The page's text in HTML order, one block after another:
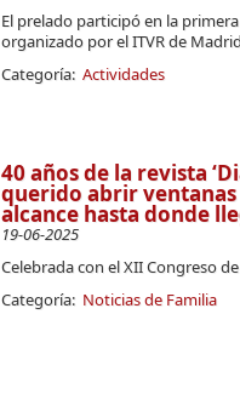
El prelado participó en la
organizado por el ITVR de Madrid
Categoría: Actividades
40 años de la revista
querido abrir
alcance hasta donde
19-06-2025
Celebrada con el XII Congreso
Categoría: Noticias de Familia